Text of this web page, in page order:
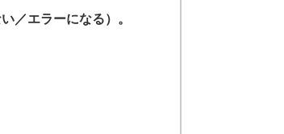
／エラーになる）。